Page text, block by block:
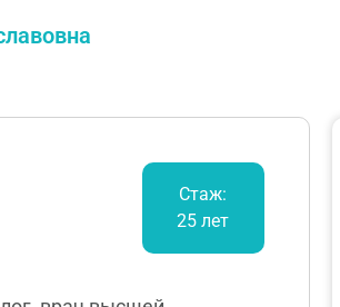
Стаж:
25 лет